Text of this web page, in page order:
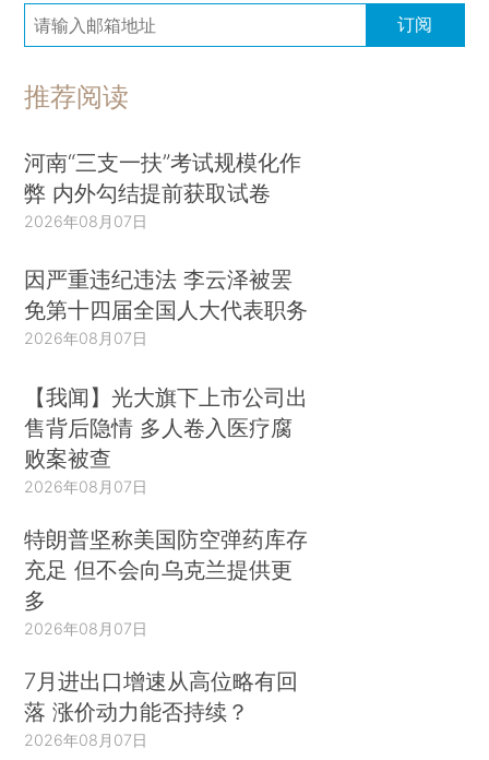
订阅
推荐阅读
河南“三支一扶”考试规模化作
弊 内外勾结提前获取试卷
2026年08月07日
因严重违纪违法 李云泽被罢
免第十四届全国人大代表职务
2026年08月07日
【我闻】光大旗下上市公司出
售背后隐情 多人卷入医疗腐
败案被查
2026年08月07日
特朗普坚称美国防空弹药库存
充足 但不会向乌克兰提供更
多
2026年08月07日
7月进出口增速从高位略有回
落 涨价动力能否持续？
2026年08月07日